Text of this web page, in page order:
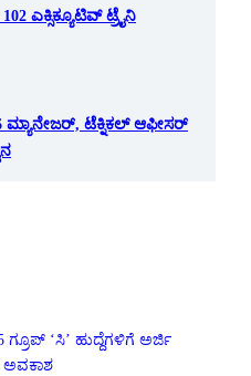
ಎಕ್ಸಿಕ್ಯೂಟಿವ್ ಟ್ರೈನಿ
ಮ್ಯಾನೇಜರ್, ಟೆಕ್ನಿಕಲ್ ಆಫೀಸರ್
ಗ್ರೂಪ್ ‘ಸಿ’ ಹುದ್ದೆಗಳಿಗೆ ಅರ್ಜಿ
ಅವಕಾಶ